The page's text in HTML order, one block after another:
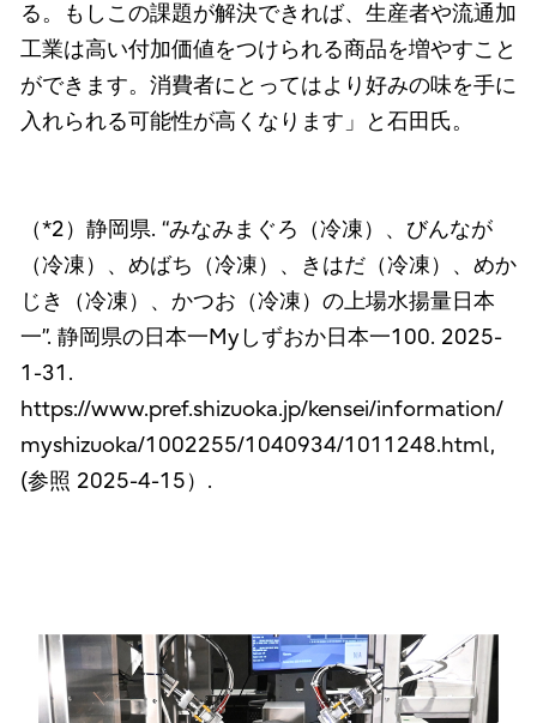
る。もしこの課題が解決できれば、生産者や流通加
工業は高い付加価値をつけられる商品を増やすこと
ができます。消費者にとってはより好みの味を手に
入れられる可能性が高くなります」と石田氏。
（*2）静岡県. “みなみまぐろ（冷凍）、びんなが
（冷凍）、めばち（冷凍）、きはだ（冷凍）、めか
じき（冷凍）、かつお（冷凍）の上場水揚量日本
一”. 静岡県の日本一Myしずおか日本一100. 2025-
1-31.
https://www.pref.shizuoka.jp/kensei/information/
myshizuoka/1002255/1040934/1011248.html,
(参照 2025-4-15）.